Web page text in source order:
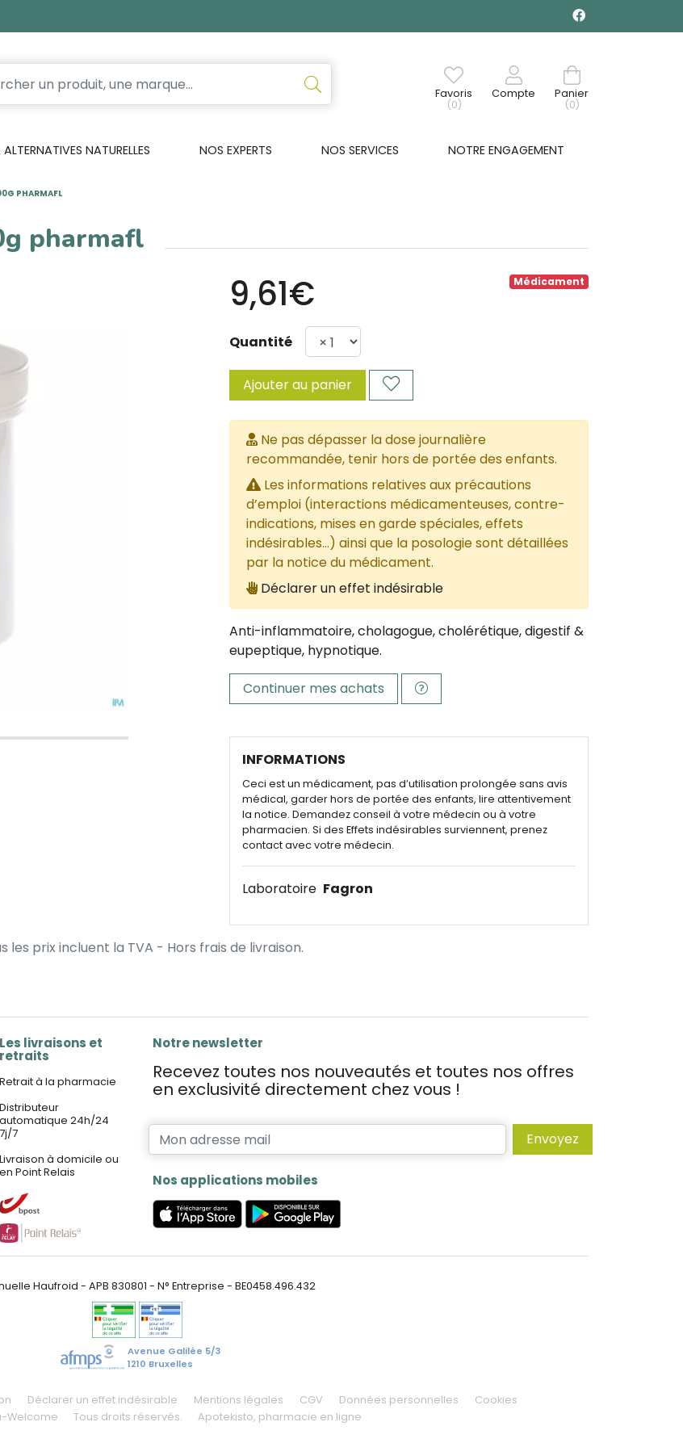
Favoris
(0)
Compte
Panier
(0)
NATURELLES NOS EXPERTS NOS SERVICES NOTRE ENGAGEMENT
PHARMAFL
pharmafl
Médicament
9,61€
Quantité
Ajouter au panier
Ne pas dépasser la dose journalière
recommandée, tenir hors de portée des enfants.
Les informations relatives aux précautions
d’emploi (interactions médicamenteuses, contre-
indications, mises en garde spéciales, effets
indésirables...) ainsi que la posologie sont détaillées
par la notice du médicament.
Déclarer un effet indésirable
Anti-inflammatoire, cholagogue, cholérétique, digestif &
eupeptique, hypnotique.
Continuer mes achats
INFORMATIONS
Ceci est un médicament, pas d’utilisation prolongée sans avis
médical, garder hors de portée des enfants, lire attentivement
la notice. Demandez conseil à votre médecin ou à votre
pharmacien. Si des Effets indésirables surviennent, prenez
contact avec votre médecin.
Laboratoire Fagron
les prix incluent la TVA - Hors frais de livraison.
Les livraisons et
retraits
Retrait à la pharmacie
Distributeur
automatique 24h/24
7j/7
Livraison à domicile ou
en Point Relais
Notre newsletter
Recevez toutes nos nouveautés et toutes nos offres
en exclusivité directement chez vous !
Envoyez
Nos applications mobiles
Haufroid - APB 830801 - N° Entreprise - BE0458.496.432
Avenue Galilée 5/3
1210 Bruxelles
Déclarer un effet indésirable Mentions légales CGV Données personnelles
Cookies
Welcome
Tous droits réservés. Apotekisto, pharmacie en ligne